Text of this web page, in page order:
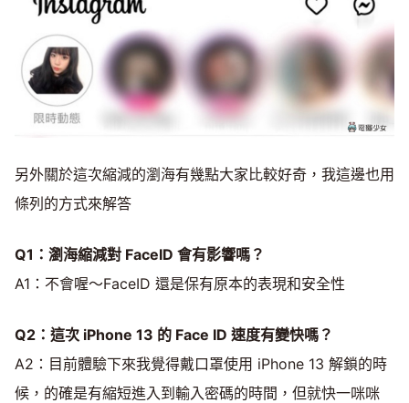
另外關於這次縮減的瀏海有幾點大家比較好奇，我這邊也用
條列的方式來解答
Q1：瀏海縮減對 FaceID 會有影響嗎？
A1：不會喔～FaceID 還是保有原本的表現和安全性
Q2：這次 iPhone 13 的 Face ID 速度有變快嗎？
A2：目前體驗下來我覺得戴口罩使用 iPhone 13 解鎖的時
候，的確是有縮短進入到輸入密碼的時間，但就快一咪咪